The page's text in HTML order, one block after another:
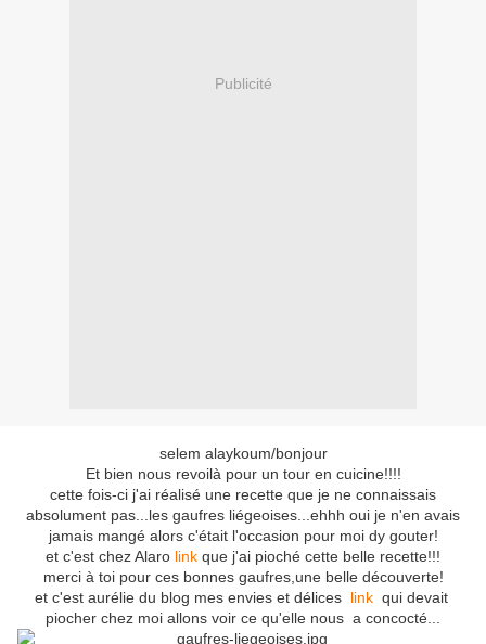
Publicité
selem alaykoum/bonjour
Et bien nous revoilà pour un tour en cuicine!!!!
cette fois-ci j'ai réalisé une recette que je ne connaissais
absolument pas...les gaufres liégeoises...ehhh oui je n'en avais
jamais mangé alors c'était l'occasion pour moi dy gouter!
et c'est chez Alaro link que j'ai pioché cette belle recette!!!
merci à toi pour ces bonnes gaufres,une belle découverte!
et c'est aurélie du blog mes envies et délices linkqui devait
piocher chez moi allons voir ce qu'elle nous a concocté...